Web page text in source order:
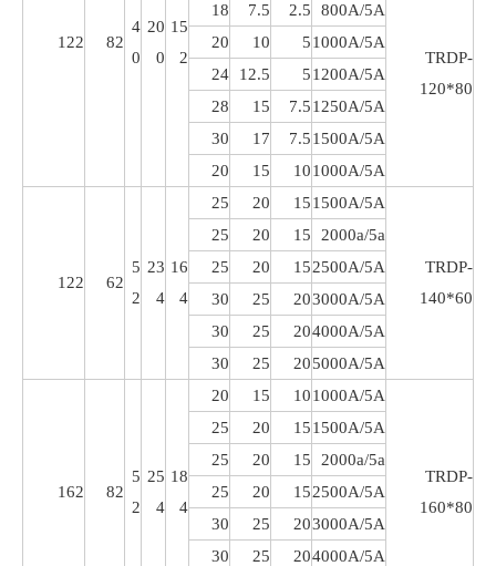
TRDP-
120*80
15
2
20
0
4
0
82
122
800A/5A
2.5
7.5
18
1000A/5A
5
10
20
1200A/5A
5
12.5
24
1250A/5A
7.5
15
28
1500A/5A
7.5
17
30
1000A/5A
10
15
20
TRDP-
140*60
1500A/5A
15
20
25
16
4
23
4
5
2
62
122
2000a/5a
15
20
25
2500A/5A
15
20
25
3000A/5A
20
25
30
4000A/5A
20
25
30
5000A/5A
20
25
30
TRDP-
160*80
1000A/5A
10
15
20
18
4
25
4
5
2
82
162
1500A/5A
15
20
25
2000a/5a
15
20
25
2500A/5A
15
20
25
3000A/5A
20
25
30
4000A/5A
20
25
30